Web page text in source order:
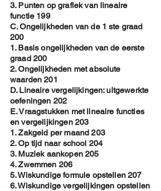
3. Punten op grafiek van lineaire
functie 199
C. Ongelijkheden van de 1 ste graad
200
1. Basis ongelijkheden van de eerste
graad 200
2. Ongelijkheden met absolute
waarden 201
D. Lineaire vergelijkingen: uitgewerkte
oefeningen 202
E. Vraagstukken met lineaire functies
en vergelijkingen 203
1. Zakgeld per maand 203
2. Op tijd naar school 204
3. Muziek aankopen 205
4. Zwemmen 206
5. Wiskundige formule opstellen 207
6. Wiskundige vergelijkingen opstellen